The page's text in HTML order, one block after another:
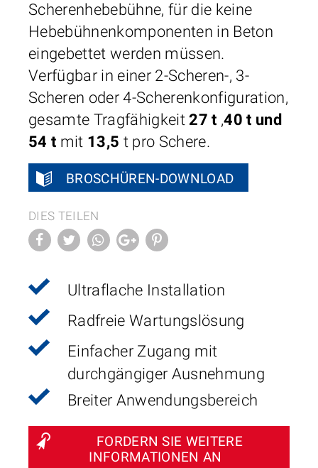
Scherenhebebühne, für die keine
Hebebühnenkomponenten in Beton
eingebettet werden müssen.
Verfügbar in einer 2-Scheren-, 3-
Scheren oder 4-Scherenkonfiguration,
gesamte Tragfähigkeit27 t ,40 t und
54 t mit 13,5 t pro Schere.
BROSCHÜREN-DOWNLOAD
DIES TEILEN
Ultraflache Installation
Radfreie Wartungslösung
Einfacher Zugang mit
durchgängiger Ausnehmung
Breiter Anwendungsbereich
FORDERN SIE WEITERE
INFORMATIONEN AN